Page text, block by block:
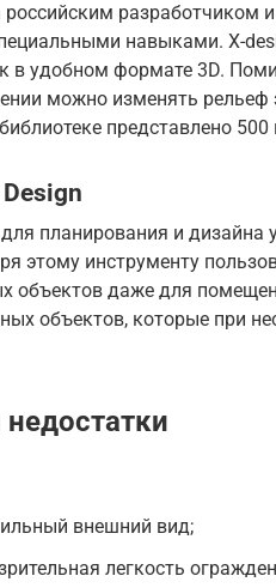
разработчиком
навыками. Х-
в удобном формате 3D.
можно изменять рельеф
представлено
планирования и дизайна
этому инструменту
объектов даже для
объектов, которые при
внешний вид;
легкость